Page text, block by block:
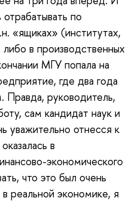
по
«ящиках» (институтах,
в производственных
МГУ попала на
где два года
Правда, руководитель,
сам кандидат наук и
уважительно отнесся к
в
экономического
что это был очень
реальной экономике, я